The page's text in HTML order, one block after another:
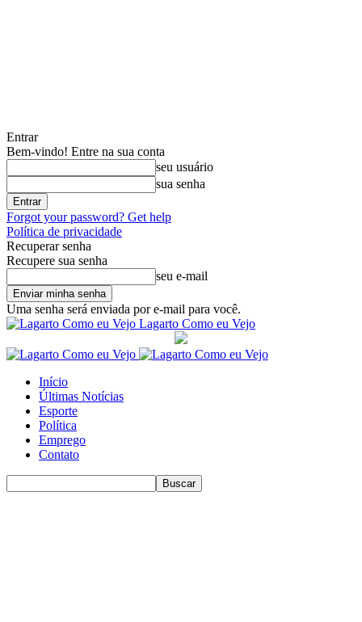
Entrar
Bem-vindo! Entre na sua conta
seu usuário
sua senha
Forgot your password? Get help
Política de privacidade
Recuperar senha
Recupere sua senha
seu e-mail
Uma senha será enviada por e-mail para você.
Lagarto Como eu Vejo
Início
Últimas Notícias
Esporte
Política
Emprego
Contato